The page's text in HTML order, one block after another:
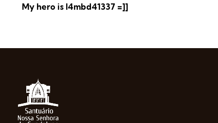
My hero is l4mbd41337 =]]